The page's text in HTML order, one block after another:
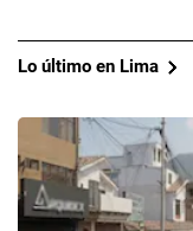
Lo último en Lima